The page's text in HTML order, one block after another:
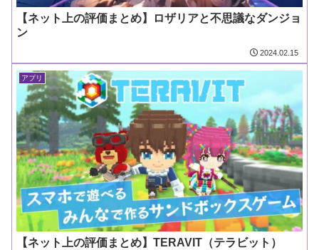
【ネット上の評価まとめ】ロザリアと不思議なダンジョ
ン
2024.02.15
アプリ
【ネット上の評価まとめ】TERAVIT（テラビット）